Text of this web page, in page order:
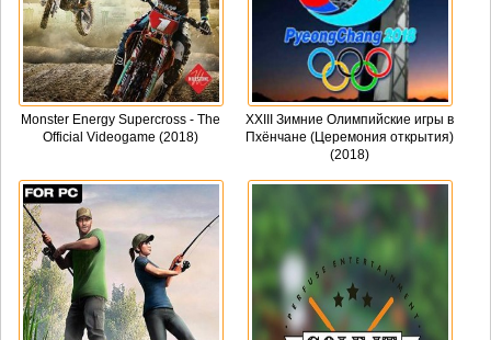
Monster Energy Supercross - The
Official Videogame (2018)
XXIII Зимние Олимпийские игры в
Пхёнчане (Церемония открытия)
(2018)